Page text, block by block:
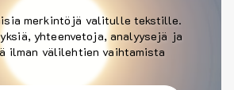
merkintöjä valitulle tekstille.
yhteenvetoja, analyysejä ja
ilman välilehtien vaihtamista